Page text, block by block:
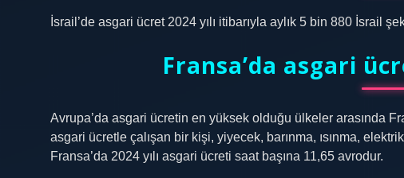
İsrail’de asgari ücret 2024 yılı itibarıyla aylık 5 bin 880 İsrail
Fransa’da asgari
Avrupa’da asgari ücretin en yüksek olduğu ülkeler arasında
asgari ücretle çalışan bir kişi, yiyecek, barınma, ısınma,
Fransa’da 2024 yılı asgari ücreti saat başına 11,65 avrodur.